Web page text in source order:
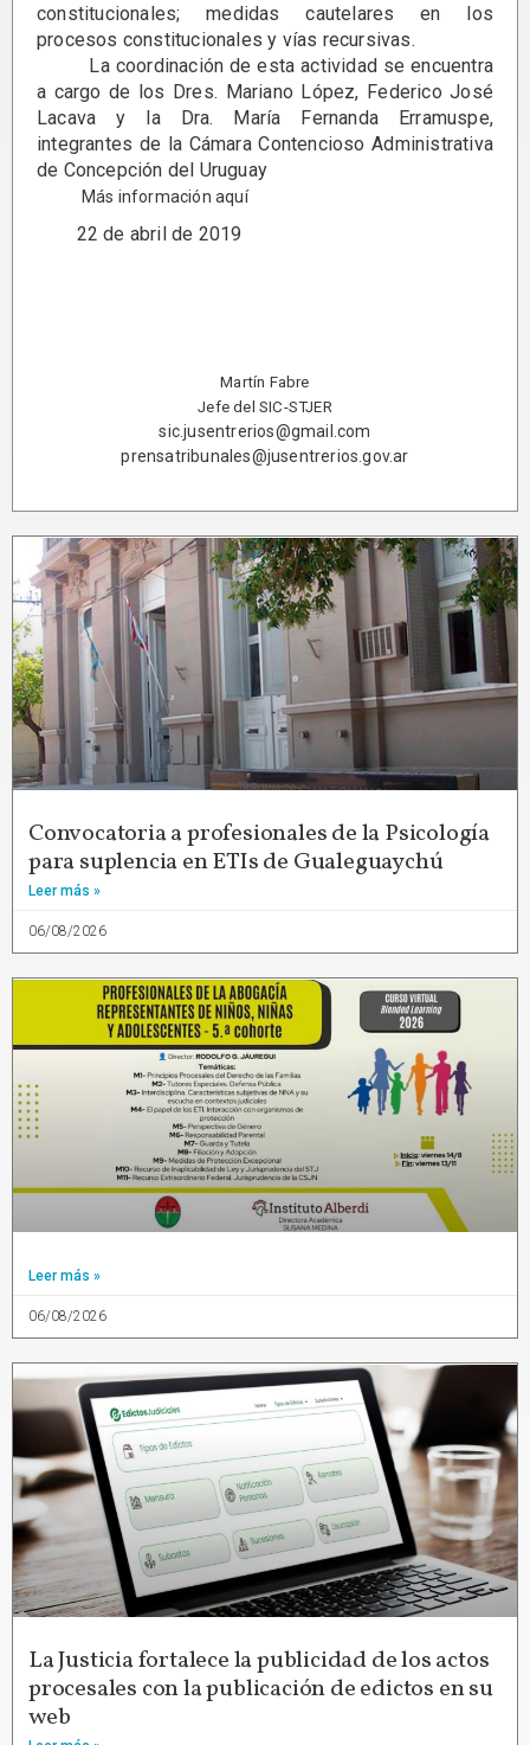
constitucionales; medidas cautelares en los
procesos constitucionales y vías recursivas.
La coordinación de esta actividad se encuentra
a cargo de los Dres. Mariano López, Federico José
Lacava y la Dra. María Fernanda Erramuspe,
integrantes de la Cámara Contencioso Administrativa
de Concepción del Uruguay
Más información aquí
22 de abril de 2019
Martín Fabre
Jefe del SIC-STJER
sic.jusentrerios@gmail.com
prensatribunales@jusentrerios.gov.ar
Convocatoria a profesionales de la Psicología
para suplencia en ETIs de Gualeguaychú
Leer más »
06/08/2026
Leer más »
06/08/2026
La Justicia fortalece la publicidad de los actos
procesales con la publicación de edictos en su
web